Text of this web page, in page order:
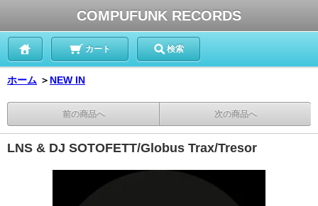
COMPUFUNK RECORDS
カート 検索
ホーム ＞ NEW IN
前の商品へ 次の商品へ
LNS & DJ SOTOFETT/Globus Trax/Tresor